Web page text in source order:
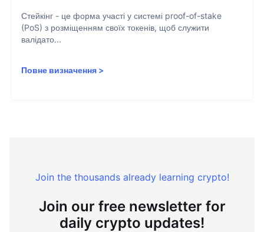
Стейкінг - це форма участі у системі proof-of-stake
(PoS) з розміщенням своїх токенів, щоб служити
валідато...
Повне визначення >
Join the thousands already learning crypto!
Join our free newsletter for
daily crypto updates!